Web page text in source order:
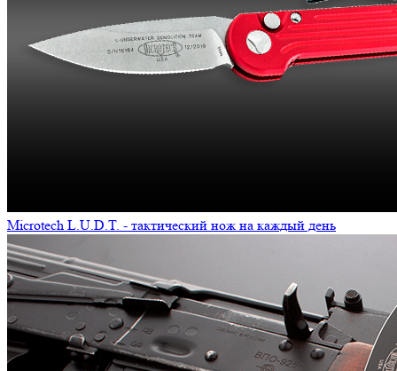
Microtech L.U.D.T. - тактический нож на каждый день